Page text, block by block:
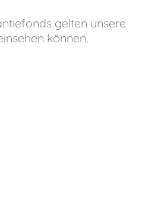
gelten unsere
können.